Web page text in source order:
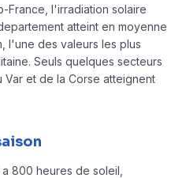
France , l'irradiation solaire
atteint en moyenne
l'une des valeurs les plus
Seuls quelques secteurs
et de la Corse atteignent
800 heures de soleil,